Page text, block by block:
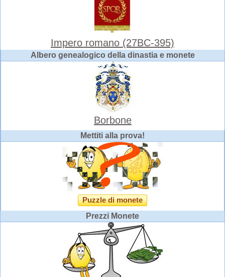
Impero romano (27BC-395)
Albero genealogico della dinastia e monete
Borbone
Mettiti alla prova!
Puzzle di monete
Prezzi Monete